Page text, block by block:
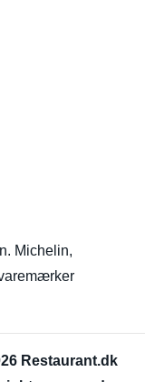
Michelin,
Restaurant.dk